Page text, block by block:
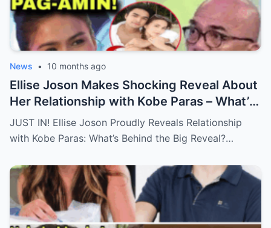
News • 10 months ago
Ellise Joson Makes Shocking Reveal About
Her Relationship with Kobe Paras – What’s
Behind This Heartfelt Announcement
That’s Stunned Fans?
JUST IN! Ellise Joson Proudly Reveals Relationship
with Kobe Paras: What’s Behind the Big Reveal?…